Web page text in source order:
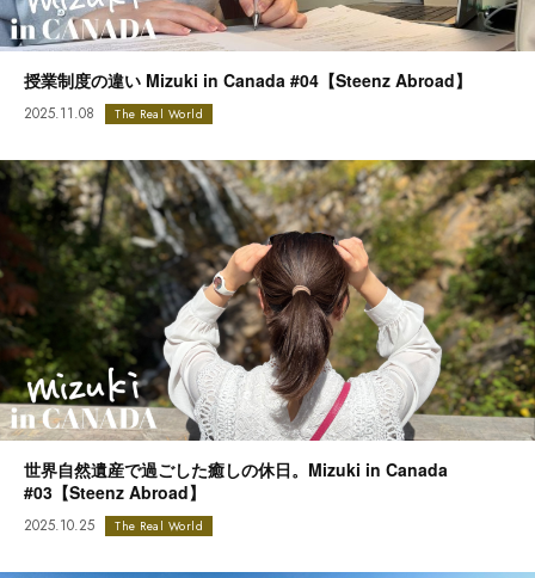
授業制度の違い Mizuki in Canada #04【Steenz Abroad】
2025.11.08 The Real World
世界自然遺産で過ごした癒しの休日。Mizuki in Canada
#03【Steenz Abroad】
2025.10.25 The Real World